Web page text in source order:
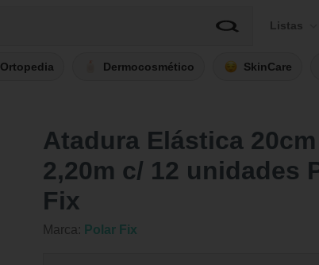
Listas
Ortopedia Dermocosmético SkinCare
Atadura Elástica
2,20m c/ 12 unidades
Fix
Marca: Polar Fix